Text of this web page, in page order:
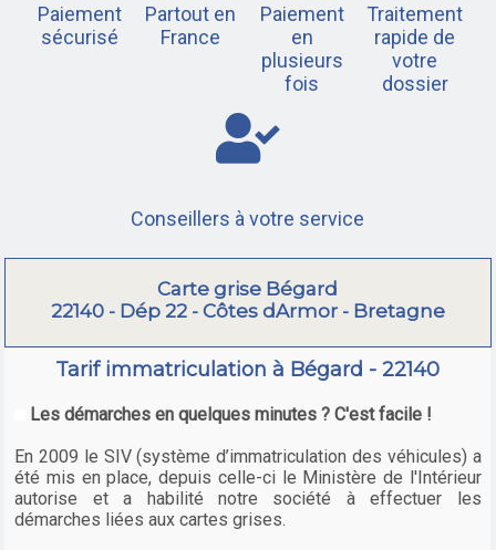
Paiement
sécurisé
Partout en
France
Paiement
en
plusieurs
fois
Traitement
rapide de
votre
dossier
Conseillers à votre service
Carte grise Bégard
22140 - Dép 22 - Côtes dArmor - Bretagne
Tarif immatriculation à Bégard - 22140
Les démarches en quelques minutes ? C'est facile !
En 2009 le SIV (système d’immatriculation des véhicules) a
été mis en place, depuis celle-ci le Ministère de l'Intérieur
autorise et a habilité notre société à effectuer les
démarches liées aux cartes grises.